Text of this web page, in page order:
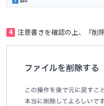
4 注意書きを確認の上、『削